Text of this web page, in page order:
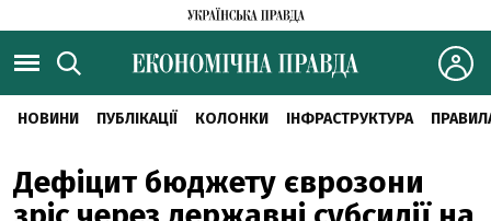
НОВИНИ ПУБЛІКАЦІЇ КОЛОНКИ ІНФРАСТРУКТУРА
Дефіцит бюджету єврозони